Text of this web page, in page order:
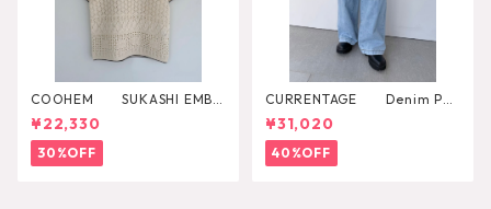
COOHEM SUKASHI EMBO
SSED KNIT PULLOVER
¥22,330
30%OFF
CURRENTAGE Denim Pan
ts
¥31,020
40%OFF